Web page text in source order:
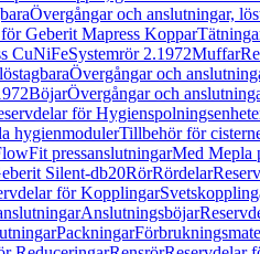
Övergångar och anslutningar,
Geberit Mapress Koppar
CuNiFeSystemrör 2.1972Muffar
Övergångar och
BöjarÖvergångar och
för
hygienmodulerTillbehör för
pressanslutningarMed Mepla
Silent-db20RörRördelar
för Kopplingar
Anslutningsböjar
Packningar